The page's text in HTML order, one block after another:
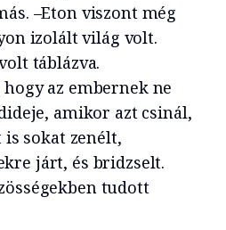
–Eton viszont még
izolált világ volt.
táblázva.
az embernek ne
amikor azt csinál,
is sokat zenélt,
járt, és bridzselt.
tudott